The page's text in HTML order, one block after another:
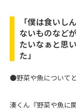
「僕は食いし
ないものなど
たいなぁと思
た」
●野菜や魚について
湊くん『野菜や魚に